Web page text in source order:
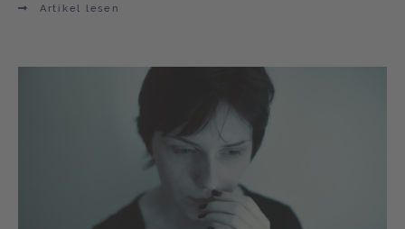
Artikel lesen